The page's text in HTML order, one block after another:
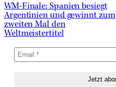
WM-Finale: Spanien besiegt
Argentinien und gewinnt zum
zweiten Mal den
Weltmeistertitel